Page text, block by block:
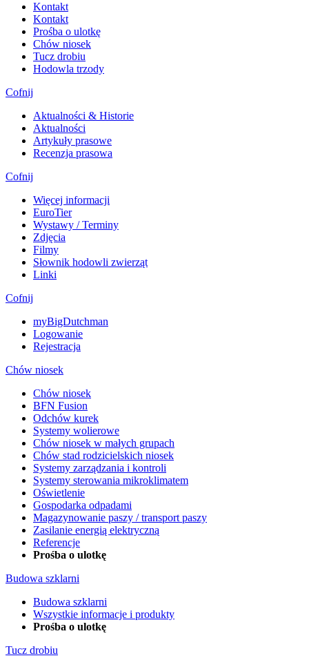
Kontakt
Kontakt
Prośba o ulotkę
Chów niosek
Tucz drobiu
Hodowla trzody
Cofnij
Aktualności & Historie
Aktualności
Artykuły prasowe
Recenzja prasowa
Cofnij
Więcej informacji
EuroTier
Wystawy / Terminy
Zdjęcia
Filmy
Słownik hodowli zwierząt
Linki
Cofnij
myBigDutchman
Logowanie
Rejestracja
Chów niosek
Chów niosek
BFN Fusion
Odchów kurek
Systemy wolierowe
Chów niosek w małych grupach
Chów stad rodzicielskich niosek
Systemy zarządzania i kontroli
Systemy sterowania mikroklimatem
Oświetlenie
Gospodarka odpadami
Magazynowanie paszy / transport paszy
Zasilanie energią elektryczną
Referencje
Prośba o ulotkę
Budowa szklarni
Budowa szklarni
Wszystkie informacje i produkty
Prośba o ulotkę
Tucz drobiu